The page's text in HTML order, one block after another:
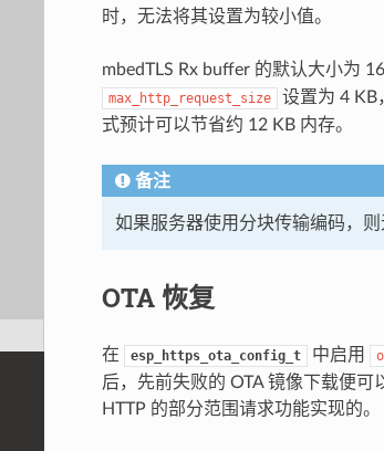
时，无法将其设置为较小值。
mbedTLS Rx buffer 的默认大小为
max_http_request_size
设置为 4 KB
式预计可以节省约 12 KB 内存。
备注
如果服务器使用分块传输编码，
OTA 恢复
在 esp_https_ota_config_t 中启用
后，先前失败的 OTA 镜像下载便
HTTP 的部分范围请求功能实现的。